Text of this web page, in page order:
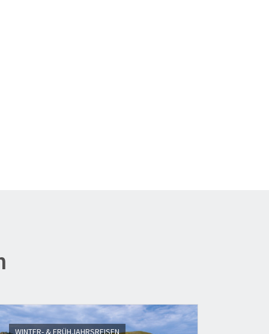
WINTER- & FRÜHJAHRSREISEN